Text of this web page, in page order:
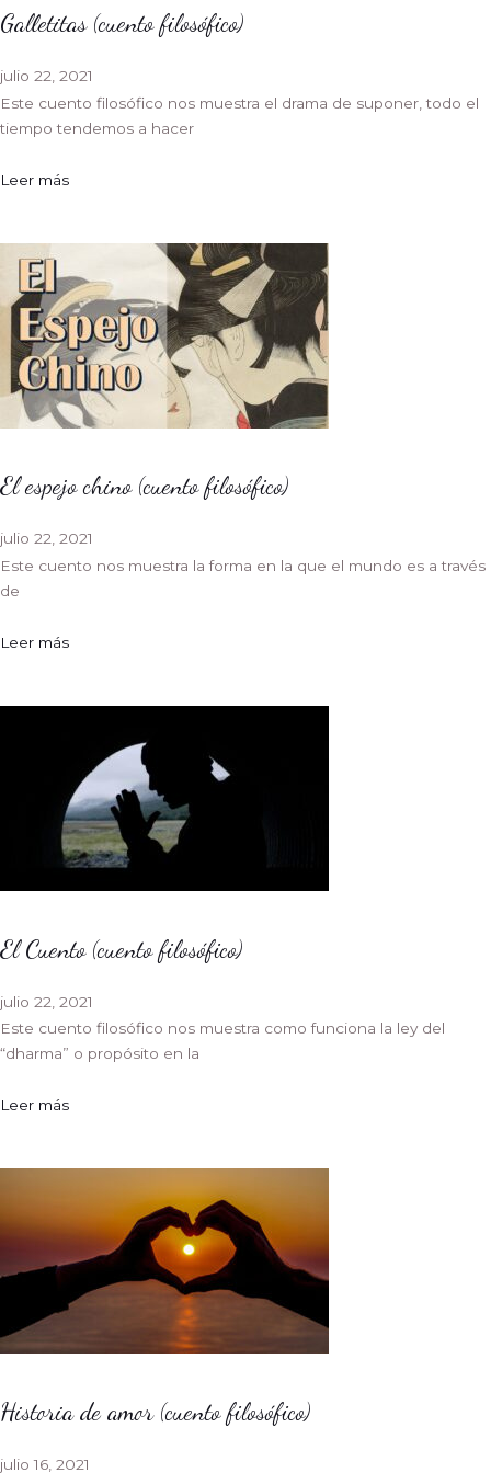
Galletitas (cuento filosófico)
julio 22, 2021
Este cuento filosófico nos muestra el drama de suponer, todo el
tiempo tendemos a hacer
Leer más
El espejo chino (cuento filosófico)
julio 22, 2021
Este cuento nos muestra la forma en la que el mundo es a través
de
Leer más
El Cuento (cuento filosófico)
julio 22, 2021
Este cuento filosófico nos muestra como funciona la ley del
“dharma” o propósito en la
Leer más
Historia de amor (cuento filosófico)
julio 16, 2021